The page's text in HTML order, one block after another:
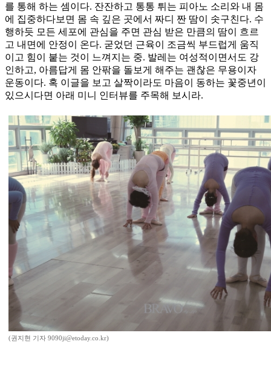
를 통해 하는 셈이다. 잔잔하고 통통 튀는 피아노 소리와 내 몸
에 집중하다보면 몸 속 깊은 곳에서 짜디 짠 땀이 솟구친다. 수
행하듯 모든 세포에 관심을 주면 관심 받은 만큼의 땀이 흐르
고 내면에 안정이 온다. 굳었던 근육이 조금씩 부드럽게 움직
이고 힘이 붙는 것이 느껴지는 중. 발레는 여성적이면서도 강
인하고, 아름답게 몸 안팎을 돌보게 해주는 괜찮은 무용이자
운동이다. 혹 이글을 보고 살짝이라도 마음이 동하는 꽃중년이
있으시다면 아래 미니 인터뷰를 주목해 보시라.
(권지현 기자 9090ji@etoday.co.kr)